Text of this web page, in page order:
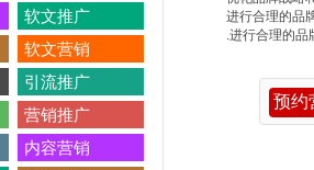
软文推广
软文营销
引流推广
营销推广
内容营销
进行合理的品
.进行合理的品
预约